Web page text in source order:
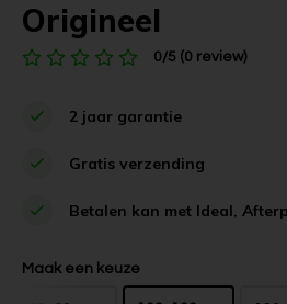
Origineel
0/5 (0 review)
2 jaar garantie
Gratis verzending
Betalen kan met Ideal,
Maak een keuze